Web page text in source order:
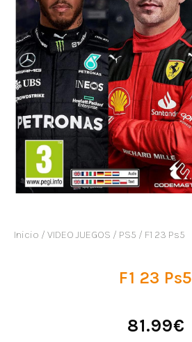
Inicio / VIDEO JUEGOS / PS5 / F1 23 Ps5
F1 23 Ps5
81.99€